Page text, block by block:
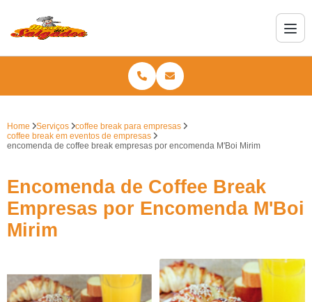
Home Serviços
coffee break para empresas
coffee break em eventos de empresas
encomenda de coffee break empresas por encomenda M'Boi Mirim
Encomenda de Coffee Break
Empresas por Encomenda M'Boi
Mirim